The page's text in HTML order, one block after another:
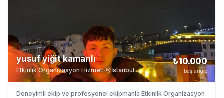
yusuf yiğit kamanlı
Etkinlik Organizasyon Hizmeti· İstanbul
₺10.000
başlangıç
Deneyimli ekip ve profesyonel ekipmanla Etkinlik Organizasyon